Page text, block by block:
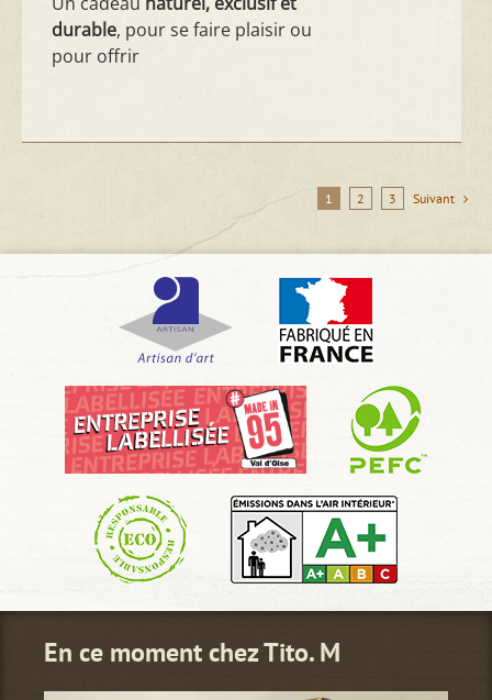
durable, pour se faire plaisir ou
pour offrir
1 2 3 Suivant
En ce moment chez Tito. M